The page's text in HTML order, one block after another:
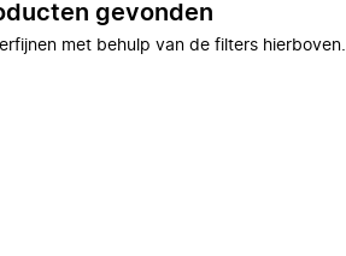
gevonden
met behulp van de filters hierboven.